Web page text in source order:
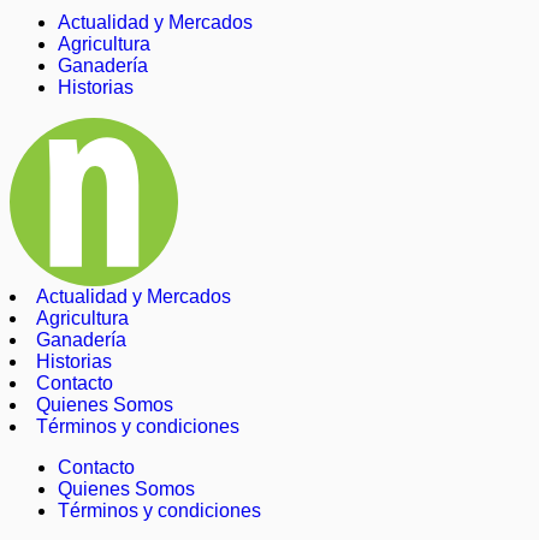
Actualidad y Mercados
Agricultura
Ganadería
Historias
Actualidad y Mercados
Agricultura
Ganadería
Historias
Contacto
Quienes Somos
Términos y condiciones
Contacto
Quienes Somos
Términos y condiciones